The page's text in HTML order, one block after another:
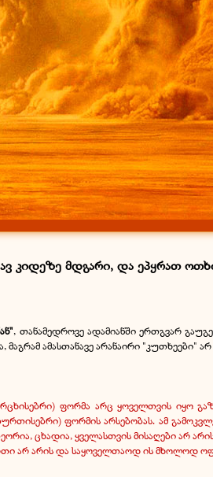
კიდეზე მდგარი, და ეპყრათ
, თანამედროვე ადამიანში ერთგვარ
ამასთანავე არანაირი "კუთხეები" არ
ფორმა არც ყოველთვის იყო
ფორმის არსებობას. ამ
ცხადია, ყველასთვის მისაღები არ
არ არის და საყოველთაოდ ის მხოლოდ